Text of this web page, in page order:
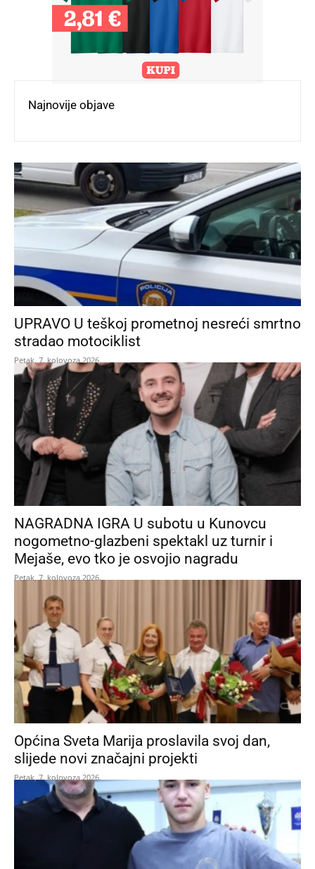
Najnovije objave
UPRAVO U teškoj prometnoj nesreći smrtno
stradao motociklist
Petak, 7. kolovoza 2026.
NAGRADNA IGRA U subotu u Kunovcu
nogometno-glazbeni spektakl uz turnir i
Mejaše, evo tko je osvojio nagradu
Petak, 7. kolovoza 2026.
Općina Sveta Marija proslavila svoj dan,
slijede novi značajni projekti
Petak, 7. kolovoza 2026.